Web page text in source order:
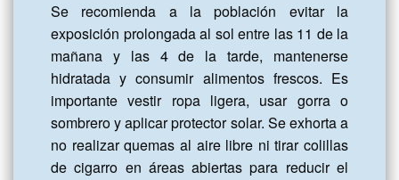
Se recomienda a la población evitar la
exposición prolongada al sol entre las 11 de la
mañana y las 4 de la tarde, mantenerse
hidratada y consumir alimentos frescos. Es
importante vestir ropa ligera, usar gorra o
sombrero y aplicar protector solar. Se exhorta a
no realizar quemas al aire libre ni tirar colillas
de cigarro en áreas abiertas para reducir el